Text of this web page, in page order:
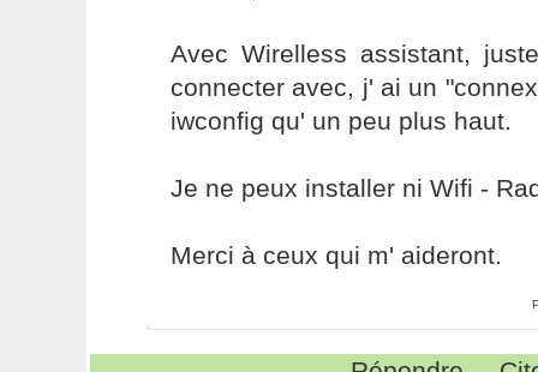
Avec Wirelless assistant,
connecter avec, j' ai un
iwconfig qu' un peu plus haut.
Je ne peux installer ni Wifi -
Merci à ceux qui m' aideront.